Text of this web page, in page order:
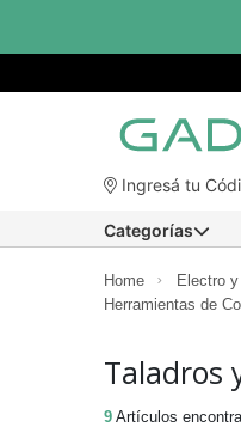
Ingresá tu
Categorías
Home
Electro
Herramientas de
Taladros
9 Artículos